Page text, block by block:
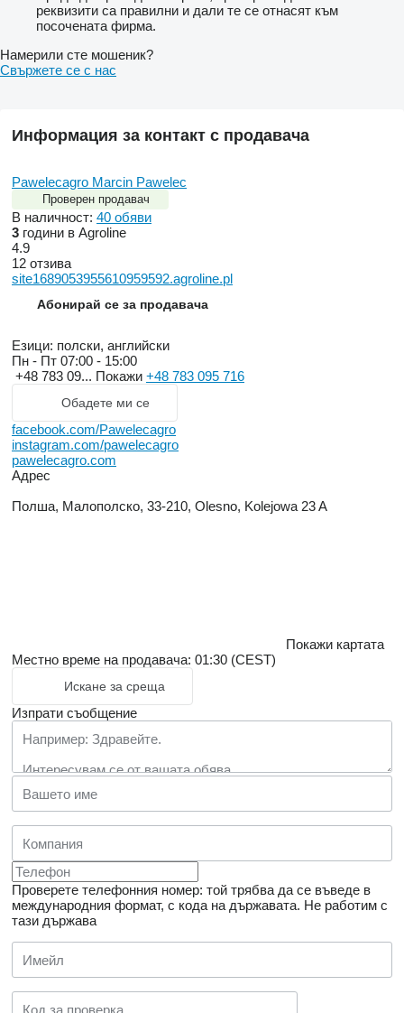
реквизити са правилни и дали те се отнасят към
посочената фирма.
Намерили сте мошеник?
Свържете се с нас
Информация за контакт с продавача
Pawelecagro Marcin Pawelec
Проверен продавач
В наличност: 40 обяви
3 години в Agroline
4.9
12 отзива
site1689053955610959592.agroline.pl
Абонирай се за продавача
Езици: полски, английски
Пн - Пт 07:00 - 15:00
+48 783 09... Покажи +48 783 095 716
Обадете ми се
facebook.com/Pawelecagro
instagram.com/pawelecagro
pawelecagro.com
Адрес
Полша, Малополско, 33-210, Olesno, Kolejowa 23 A
Покажи картата
Местно време на продавача: 01:30 (CEST)
Искане за среща
Изпрати съобщение
Проверете телефонния номер: той трябва да се въведе в
международния формат, с кода на държавата. Не работим с
тази държава